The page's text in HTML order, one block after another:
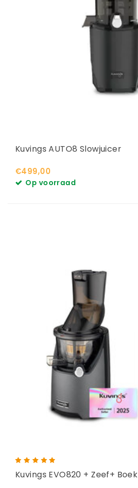
Kuvings AUTO8 Slowjuicer
€499,00
Op voorraad
Kuvings EVO820 + Zeef+ Boek